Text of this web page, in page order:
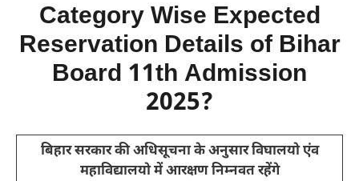
Category Wise Expected
Reservation Details of Bihar
Board 11th Admission
2025?
बिहार सरकार की अधिसूचना के अनुसार विघालयो एंव
महाविद्यालयो में आरक्षण निम्नवत रहेंगे